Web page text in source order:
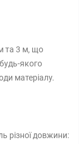
та 3 м, що
якого
матеріалу.
різної довжини: